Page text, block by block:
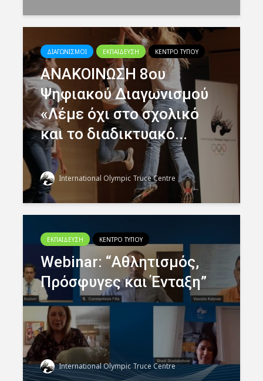
ΔΙΑΓΩΝΙΣΜΟΙ ΕΚΠΑΙΔΕΥΣΗ ΚΕΝΤΡΟ ΤΥΠΟΥ
ΑΝΑΚΟΙΝΩΣΗ 8ου
Ψηφιακού Διαγωνισμού
«Λέμε όχι στο σχολικό
και το διαδικτυακό...
International Olympic Truce Centre
ΕΚΠΑΙΔΕΥΣΗ ΚΕΝΤΡΟ ΤΥΠΟΥ
Webinar: “Αθλητισμός,
Πρόσφυγες και Ένταξη”
International Olympic Truce Centre